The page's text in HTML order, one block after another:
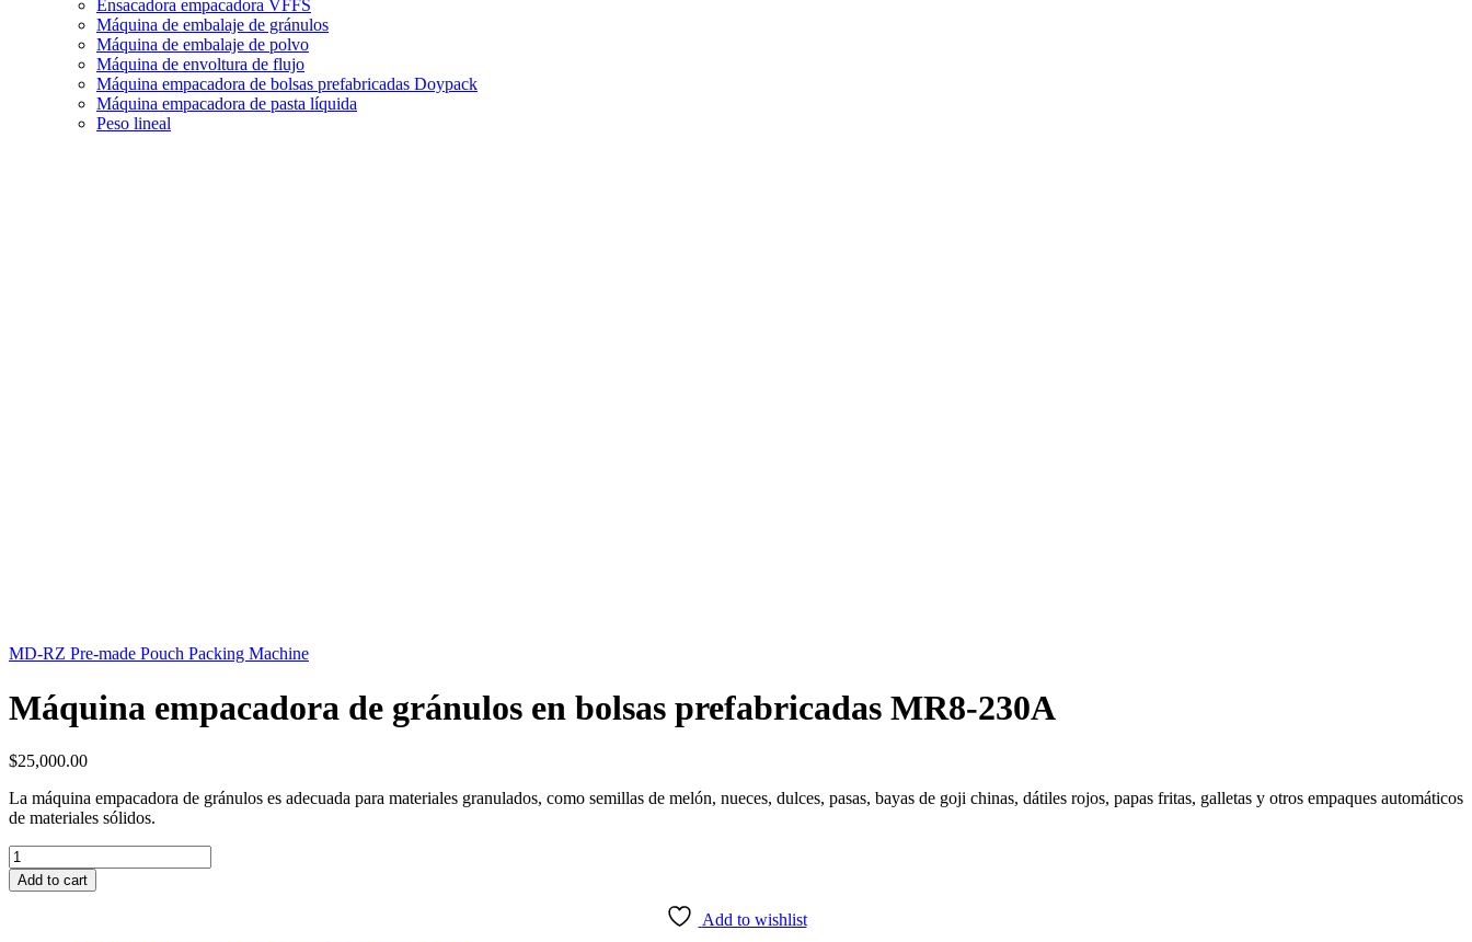
Ensacadora empacadora VFFS
Máquina de embalaje de gránulos
Máquina de embalaje de polvo
Máquina de envoltura de flujo
Máquina empacadora de bolsas prefabricadas Doypack
Máquina empacadora de pasta líquida
Peso lineal
MD-RZ Pre-made Pouch Packing Machine
Máquina empacadora de gránulos en bolsas prefabricadas MR8-230A
$25,000.00
La máquina empacadora de gránulos es adecuada para materiales granulados, como semillas de melón, nueces, dulces, pasas, bayas de goji chinas, dátiles rojos, papas fritas, galletas y otros empaques automáticos
de materiales sólidos.
Máquina
empacadora
de
Add to cart
Add to wishlist